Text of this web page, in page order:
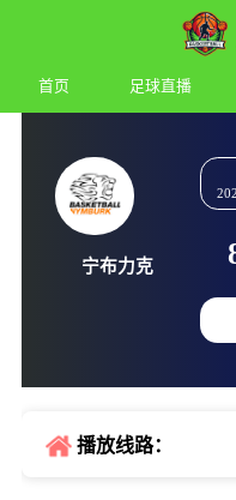
首页 足球直播
播放线路：